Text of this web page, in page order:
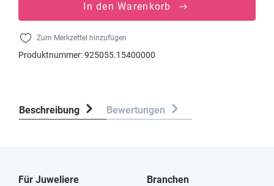
In den Warenkorb
Zum Merkzettel hinzufügen
Produktnummer:925055.15400000
Beschreibung Bewertungen
Für Juweliere Branchen